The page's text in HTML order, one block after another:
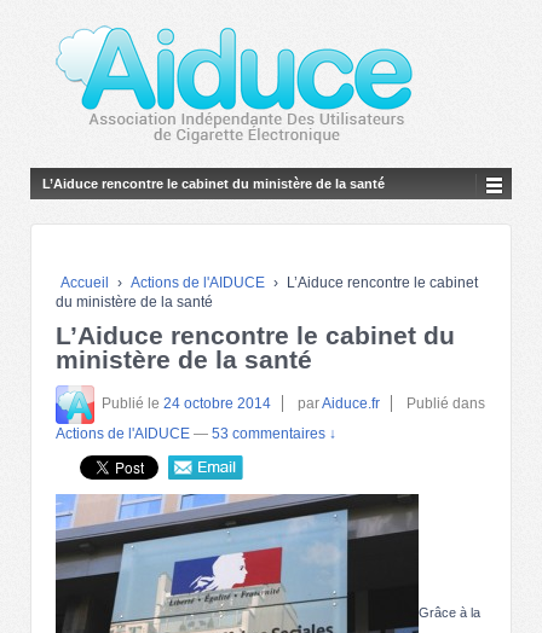
L’Aiduce rencontre le cabinet du ministère de la santé
Accueil › Actions de l'AIDUCE ›
L’Aiduce rencontre le cabinet
du ministère de la santé
L’Aiduce rencontre le cabinet du
ministère de la santé
Publié le 24 octobre 2014 parAiduce.fr
Publié dans
Actions de l'AIDUCE — 53 commentaires ↓
Grâce à la